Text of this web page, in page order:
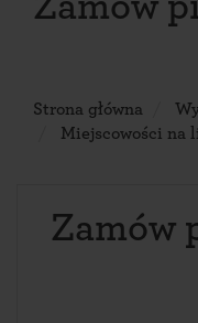
Strona główna
Miejscowości na
Zamów